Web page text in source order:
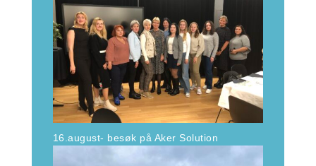
16.august- besøk på Aker Solution